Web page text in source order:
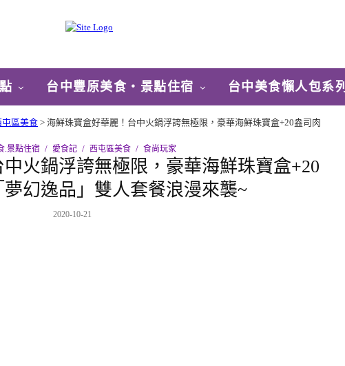
台中豐原美食‧景點住宿 台中美食懶人包系列
屯區美食 > 海鮮珠寶盒好華麗！台中火鍋浮誇無極限，豪華海鮮珠寶盒+20盎司肉
.景點住宿 愛食記 西屯區美食 食尚玩家
火鍋浮誇無極限，豪華海鮮珠寶盒+20
幻逸品」雙人套餐浪漫來襲~
2020-10-21